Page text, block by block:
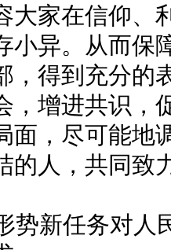
大家在信仰、
小异。从而保
，得到充分的
，增进共识，
面，尽可能地
的人，共同致
新任务对人